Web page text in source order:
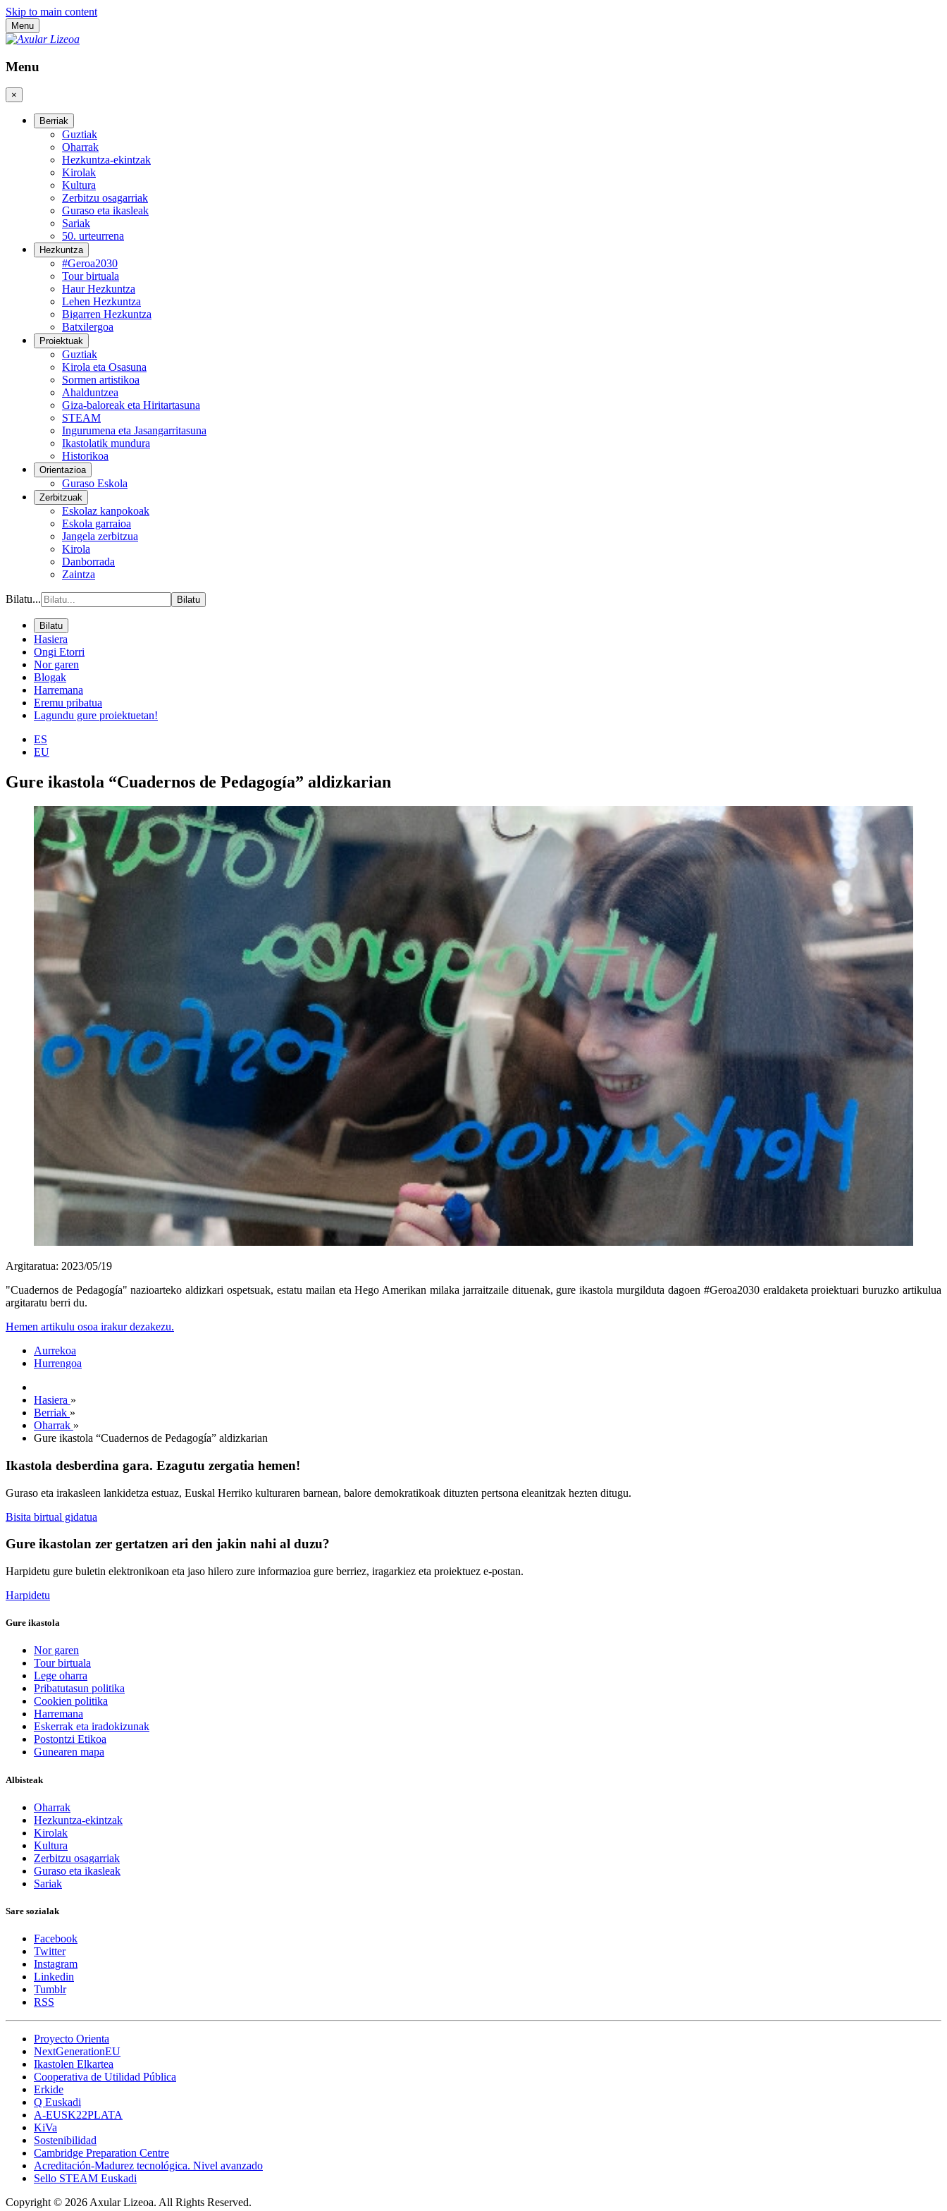
Skip to main content
Menu
Menu
×
Berriak
Guztiak
Oharrak
Hezkuntza-ekintzak
Kirolak
Kultura
Zerbitzu osagarriak
Guraso eta ikasleak
Sariak
50. urteurrena
Hezkuntza
#Geroa2030
Tour birtuala
Haur Hezkuntza
Lehen Hezkuntza
Bigarren Hezkuntza
Batxilergoa
Proiektuak
Guztiak
Kirola eta Osasuna
Sormen artistikoa
Ahalduntzea
Giza-baloreak eta Hiritartasuna
STEAM
Ingurumena eta Jasangarritasuna
Ikastolatik mundura
Historikoa
Orientazioa
Guraso Eskola
Zerbitzuak
Eskolaz kanpokoak
Eskola garraioa
Jangela zerbitzua
Kirola
Danborrada
Zaintza
Bilatu... Bilatu
Bilatu
Hasiera
Ongi Etorri
Nor garen
Blogak
Harremana
Eremu pribatua
Lagundu gure proiektuetan!
ES
EU
Gure ikastola “Cuadernos de Pedagogía” aldizkarian
Argitaratua: 2023/05/19
"Cuadernos de Pedagogía" nazioarteko aldizkari ospetsuak, estatu mailan eta Hego Amerikan milaka jarraitzaile dituenak, gure ikastola murgilduta dagoen #Geroa2030 eraldaketa proiektuari buruzko artikulua
argitaratu berri du.
Hemen artikulu osoa irakur dezakezu.
Aurrekoa
Hurrengoa
Hasiera »
Berriak »
Oharrak »
Gure ikastola “Cuadernos de Pedagogía” aldizkarian
Ikastola desberdina gara. Ezagutu zergatia hemen!
Guraso eta irakasleen lankidetza estuaz, Euskal Herriko kulturaren barnean, balore demokratikoak dituzten pertsona eleanitzak hezten ditugu.
Bisita birtual gidatua
Gure ikastolan zer gertatzen ari den jakin nahi al duzu?
Harpidetu gure buletin elektronikoan eta jaso hilero zure informazioa gure berriez, iragarkiez eta proiektuez e-postan.
Harpidetu
Gure ikastola
Nor garen
Tour birtuala
Lege oharra
Pribatutasun politika
Cookien politika
Harremana
Eskerrak eta iradokizunak
Postontzi Etikoa
Gunearen mapa
Albisteak
Oharrak
Hezkuntza-ekintzak
Kirolak
Kultura
Zerbitzu osagarriak
Guraso eta ikasleak
Sariak
Sare sozialak
Facebook
Twitter
Instagram
Linkedin
Tumblr
RSS
Proyecto Orienta
NextGenerationEU
Ikastolen Elkartea
Cooperativa de Utilidad Pública
Erkide
Q Euskadi
A-EUSK22PLATA
KiVa
Sostenibilidad
Cambridge Preparation Centre
Acreditación-Madurez tecnológica. Nivel avanzado
Sello STEAM Euskadi
Copyright © 2026 Axular Lizeoa. All Rights Reserved.